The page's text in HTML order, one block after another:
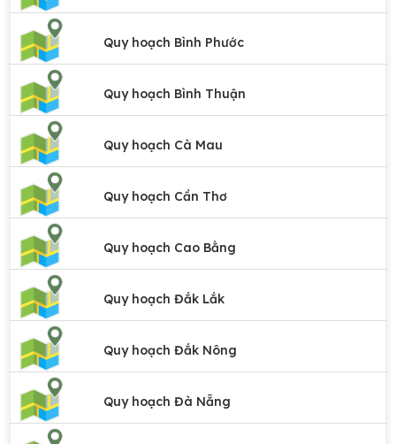
Quy hoạch Bình Phước
Quy hoạch Bình Thuận
Quy hoạch Cà Mau
Quy hoạch Cần Thơ
Quy hoạch Cao Bằng
Quy hoạch Đắk Lắk
Quy hoạch Đắk Nông
Quy hoạch Đà Nẵng